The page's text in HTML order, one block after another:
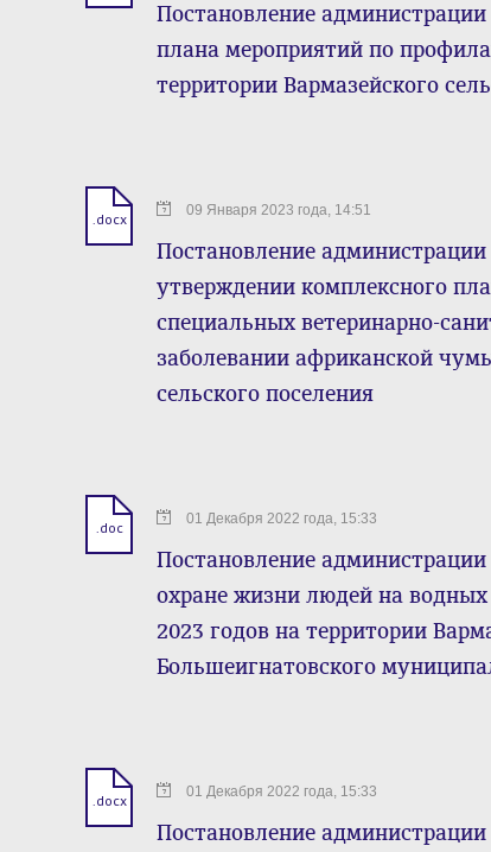
Постановление
плана мероприятий по
территории Вармазейского
.docx 09 Января 2023 года, 14:51
Постановление
утверждении комплексного
специальных ветеринарно-
заболевании африканской
сельского поселения
.doc 01 Декабря 2022 года, 15:33
Постановление
охране жизни людей на водных
2023 годов на территории
Большеигнатовского
.docx 01 Декабря 2022 года, 15:33
Постановление